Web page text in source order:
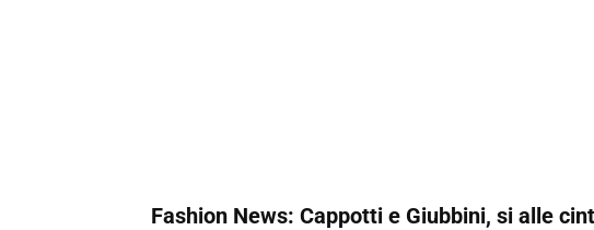
Fashion News: Cappotti e Giubbini, si alle